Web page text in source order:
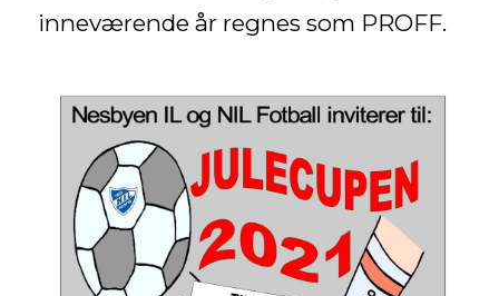
inneværende år regnes som PROFF.